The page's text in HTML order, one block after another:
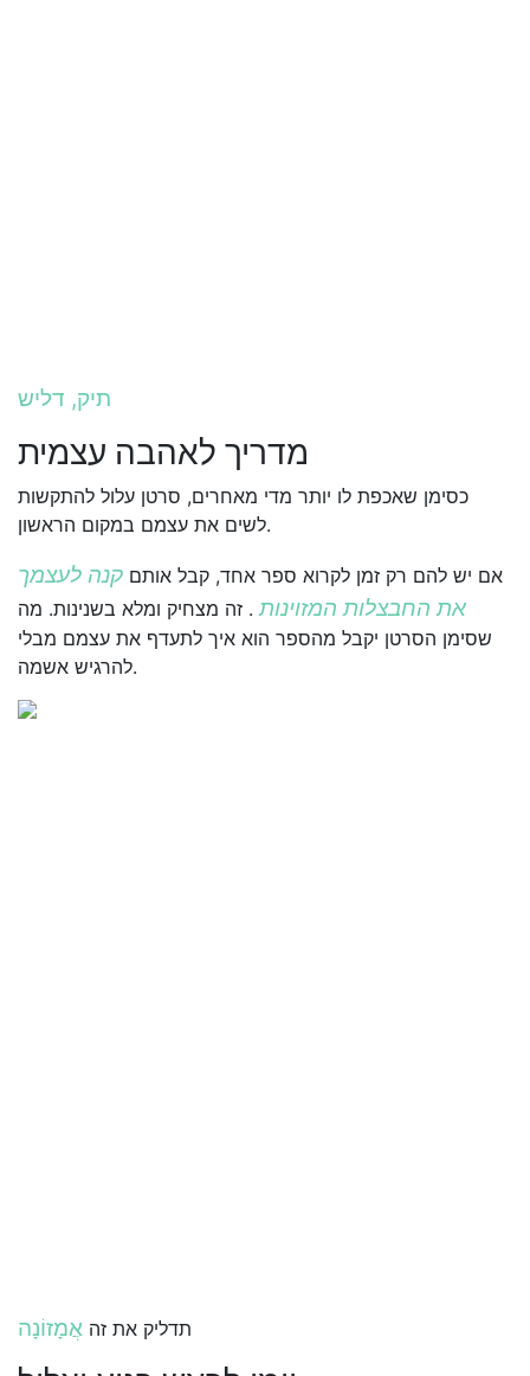
תיק, דליש
מדריך לאהבה עצמית
כסימן שאכפת לו יותר מדי מאחרים, סרטן עלול להתקשות
לשים את עצמם במקום הראשון.
אם יש להם רק זמן לקרוא ספר אחד, קבל אותם קנה לעצמך
את החבצלות המזוינות . זה מצחיק ומלא בשנינות. מה
שסימן הסרטן יקבל מהספר הוא איך לתעדף את עצמם מבלי
להרגיש אשמה.
תדליק את זה אֲמָזוֹנָה